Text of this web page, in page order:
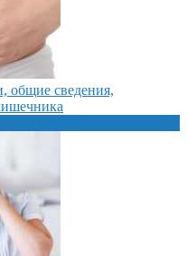
общие сведения,